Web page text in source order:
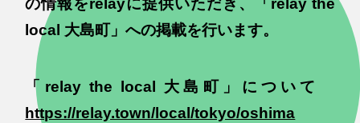
の情報をrelayに提供いただき、「relay the
local 大島町」への掲載を行います。
「relay the local 大島町」について
https://relay.town/local/tokyo/oshima